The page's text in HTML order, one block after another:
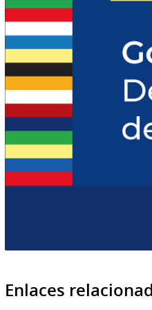
Enlaces